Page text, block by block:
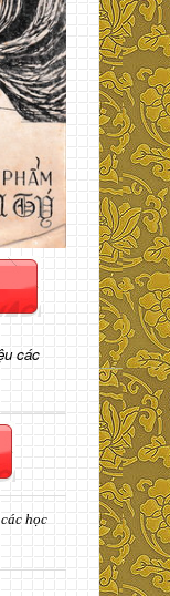
các
học